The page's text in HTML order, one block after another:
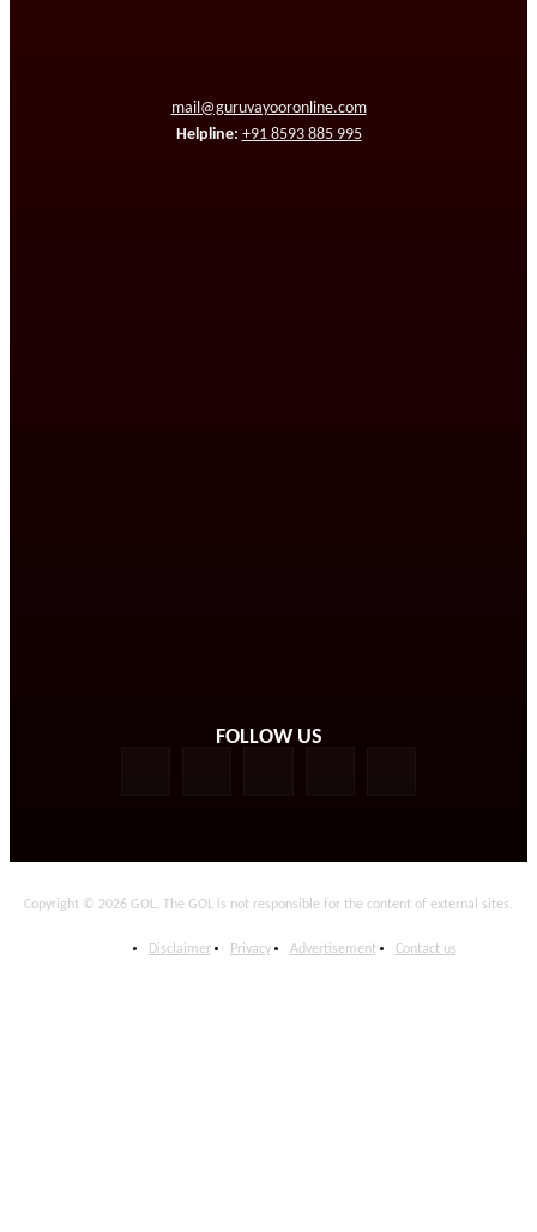
mail@guruvayooronline.com
Helpline: +91 8593 885 995
FOLLOW US
Copyright © 2026 GOL. The GOL is not responsible for the content of external sites.
Disclaimer Privacy Advertisement Contact us